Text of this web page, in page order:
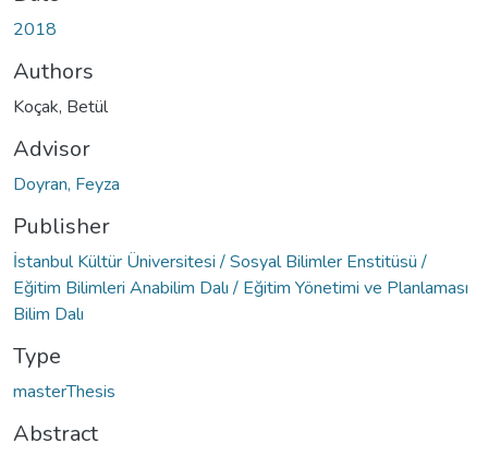
2018
Authors
Koçak, Betül
Advisor
Doyran, Feyza
Publisher
İstanbul Kültür Üniversitesi / Sosyal Bilimler Enstitüsü /
Eğitim Bilimleri Anabilim Dalı / Eğitim Yönetimi ve Planlaması
Bilim Dalı
Type
masterThesis
Abstract